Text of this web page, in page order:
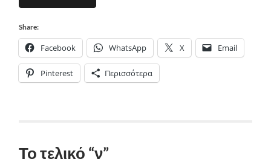
Share:
Facebook WhatsApp X Email
Pinterest Περισσότερα
Το τελικό “ν”